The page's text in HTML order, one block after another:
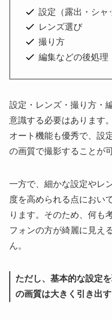
設定（露出・シャ
レンズ選び
撮り方
編集などの後処理
設定・レンズ・撮り方・
意識する必要はあります
オート機能も優秀で、設
の画質で撮影することが
一方で、細かな設定やレ
度を高められる点におい
ります。そのため、何も
フォンの方が綺麗に見え
ん。
ただし、基本的な設定
の画質は大きく引き出す